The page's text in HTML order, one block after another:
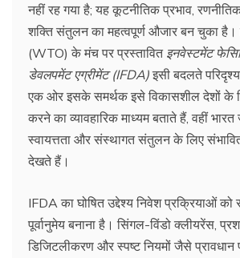
नहीं रह गया है; यह कूटनीतिक प्रभाव,
शक्ति संतुलन का महत्वपूर्ण औजार बन चुका है।
(WTO) के मंच पर प्रस्तावित इनवेस्टमेंट
डेवलपमेंट एग्रीमेंट (IFDA)इसी बदलते
एक ओर इसके समर्थक इसे विकासशील देशों के
करने का व्यावहारिक माध्यम बताते हैं, वहीं
स्वायत्तता और संस्थागत संतुलन के लिए
देखते हैं।
IFDA का घोषित उद्देश्य निवेश प्रक्रियाओं को
पूर्वानुमेय बनाना है। सिंगल-विंडो क्लीयरेंस,
डिजिटलीकरण और स्पष्ट नियमों जैसे प्रावधान